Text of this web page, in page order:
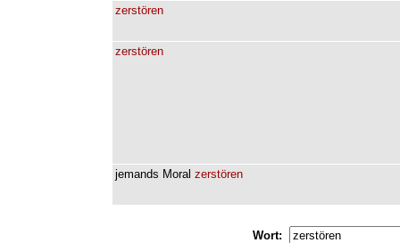
zerstören
zerstören
jemands Moral zerstören
Wort: